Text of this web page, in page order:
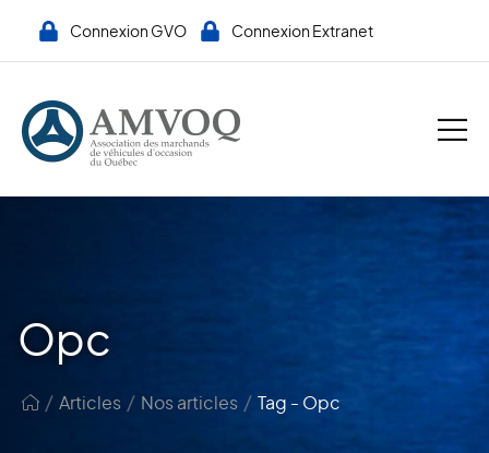
Connexion GVO Connexion Extranet
Opc
/ Articles / Nos articles / Tag - Opc